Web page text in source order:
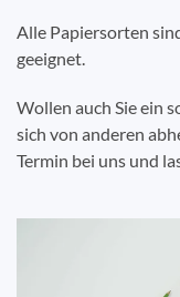
Alle Papiersorten
geeignet.
Wollen auch Sie ein
sich von anderen
Termin bei uns und